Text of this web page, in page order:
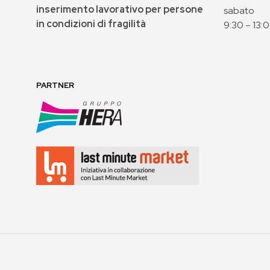
inserimento lavorativo per persone
in condizioni di fragilità
sabato
9:30 –
PARTNER